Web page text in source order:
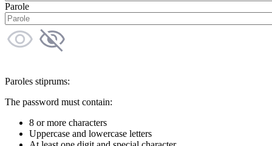
Parole
Paroles stiprums:
The password must contain:
8 or more characters
Uppercase and lowercase letters